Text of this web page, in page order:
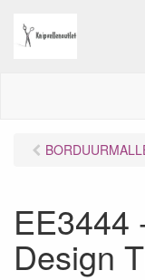
EE3444
Design